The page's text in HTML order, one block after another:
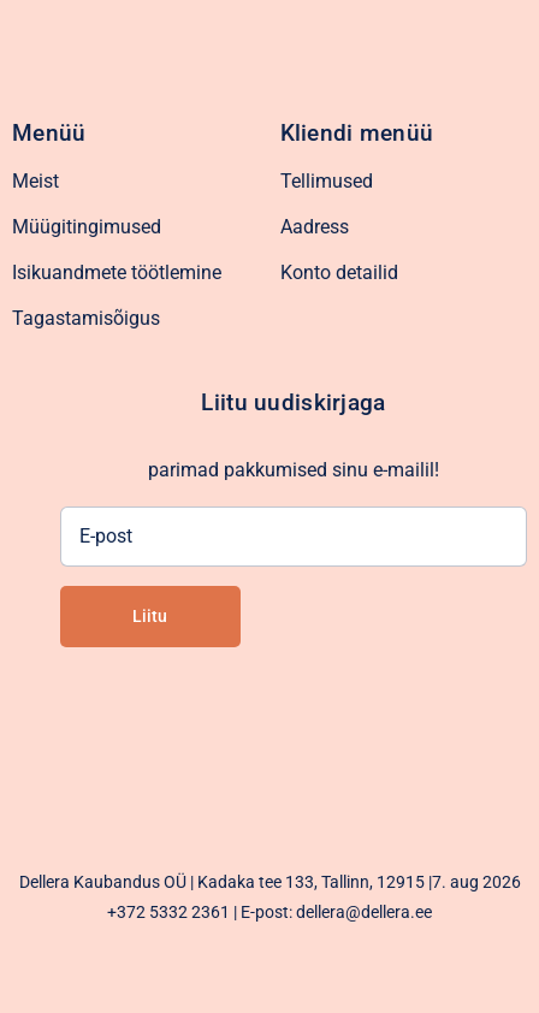
Menüü
Meist
Müügitingimused
Isikuandmete töötlemine
Tagastamisõigus
Kliendi menüü
Tellimused
Aadress
Konto detailid
Liitu uudiskirjaga
parimad pakkumised sinu e-mailil!
Liitu
Dellera Kaubandus OÜ | Kadaka tee 133, Tallinn, 12915 |7. aug 2026
+372 5332 2361 | E-post: dellera@dellera.ee